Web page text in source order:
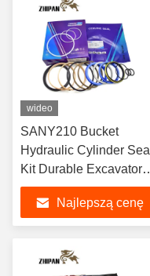
wideo
SANY210 Bucket
Hydraulic Cylinder Seal
Kit Durable Excavator
Repair Replacement
Repair Kit Oil Seal
Najlepszą cenę